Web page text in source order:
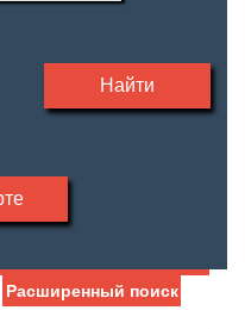
Найти
Ипотека
Расширенный поиск